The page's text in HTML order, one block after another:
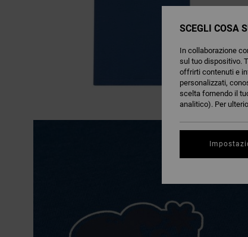
SCEGLI COSA
In collaborazione
sul tuo dispositivo.
offrirti contenuti e
personalizzati,
scelta fornendo il
analitico). Per